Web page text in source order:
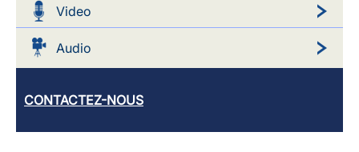
Video
Audio
CONTACTEZ-NOUS